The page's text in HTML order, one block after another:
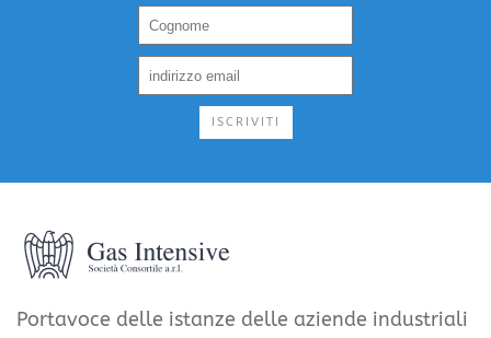
ISCRIVITI
Portavoce delle istanze delle aziende industriali